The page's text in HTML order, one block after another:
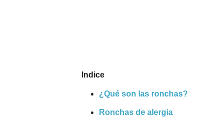
Indice
¿Qué son las ronchas?
Ronchas de alergia